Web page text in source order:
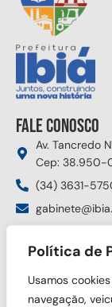
Política de
Usamos
navegação,
Fale conosco
Av. Tancredo
Cep: 38.950-
(34) 3631-